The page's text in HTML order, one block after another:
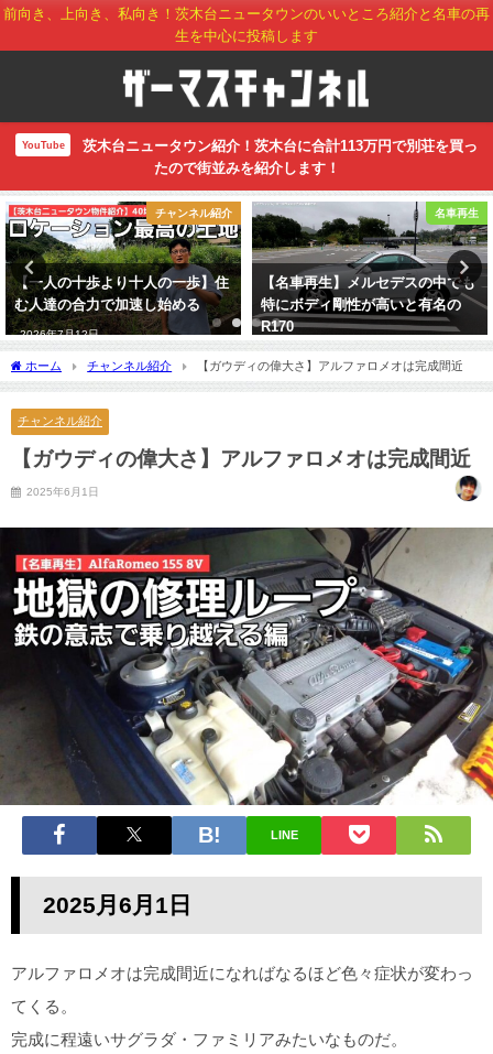
前向き、上向き、私向き！茨木台ニュータウンのいいところ紹介と名車の再
生を中心に投稿します
YouTube
茨木台ニュータウン紹介！茨木台に合計113万円で別荘を買っ
たので街並みを紹介します！
チャンネル紹介
【一人の十歩より十人の一歩】住
む人達の合力で加速し始める
2026年7月12日
名車再生
【名車再生】メルセデスの中でも
特にボディ剛性が高いと有名の
R170
ホーム チャンネル紹介 【ガウディの偉大さ】アルファロメオは完成間近
チャンネル紹介
【ガウディの偉大さ】アルファロメオは完成間近
2025年6月1日
LINE
2025月6月1日
アルファロメオは完成間近になればなるほど色々症状が変わっ
てくる。
完成に程遠いサグラダ・ファミリアみたいなものだ。